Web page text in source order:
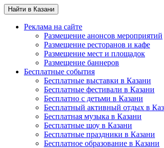
Найти в Казани
Реклама на сайте
Размещение анонсов мероприятий
Размещение ресторанов и кафе
Размещение мест и площадок
Размещение баннеров
Бесплатные события
Бесплатные выставки в Казани
Бесплатные фестивали в Казани
Бесплатно с детьми в Казани
Бесплатный активный отдых в
Бесплатная музыка в Казани
Бесплатные шоу в Казани
Бесплатные праздники в Казани
Бесплатное образование в Казани